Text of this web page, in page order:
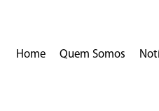
Home Quem Somos